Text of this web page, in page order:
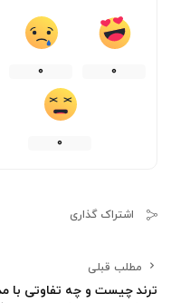
0
0
0
اشتراک گذاری
مطلب قبلی
ترند چیست و چه تفاوتی با